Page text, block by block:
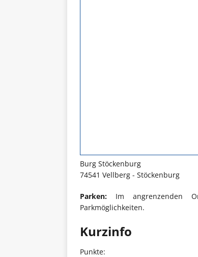
Burg Stöckenburg
74541 Vellberg - Stöckenburg
Parken: Im angrenzenden
Parkmöglichkeiten.
Kurzinfo
Punkte: